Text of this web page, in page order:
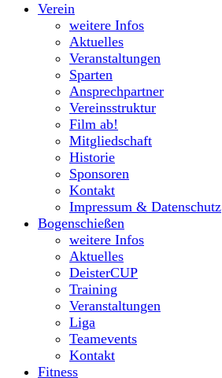
Verein
weitere Infos
Aktuelles
Veranstaltungen
Sparten
Ansprechpartner
Vereinsstruktur
Film ab!
Mitgliedschaft
Historie
Sponsoren
Kontakt
Impressum & Datenschutz
Bogenschießen
weitere Infos
Aktuelles
DeisterCUP
Training
Veranstaltungen
Liga
Teamevents
Kontakt
Fitness